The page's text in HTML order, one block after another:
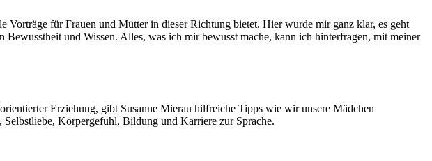
für Frauen und Mütter in dieser Richtung bietet. Hier wurde mir ganz klar, es geht
und Wissen. Alles, was ich mir bewusst mache, kann ich hinterfragen, mit meiner
Erziehung, gibt Susanne Mierau hilfreiche Tipps wie wir unsere Mädchen
Körpergefühl, Bildung und Karriere zur Sprache.